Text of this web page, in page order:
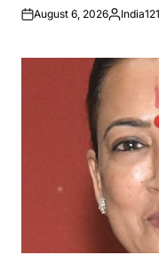
August 6, 2026Posted
India121